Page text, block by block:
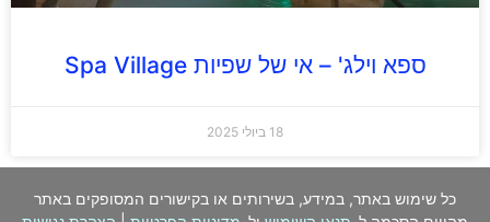
ספא וילג' – אי של שפיות Spa Village
18 ביולי 2025
כל שימוש באתר, במידע, בשירותים או בקישורים המסופקים באתר